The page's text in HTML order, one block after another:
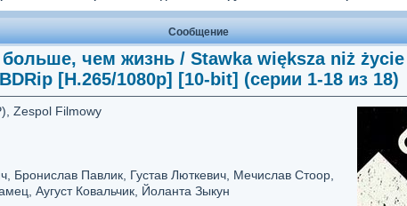
Сообщение
больше, чем жизнь / Stawka większa niż życie
BDRip [H.265/1080p] [10-bit] (серии 1-18 из 18)
Zespol Filmowy
Бронислав Павлик, Густав Люткевич, Мечислав Стоор,
Аугуст Ковальчик, Йоланта Зыкун